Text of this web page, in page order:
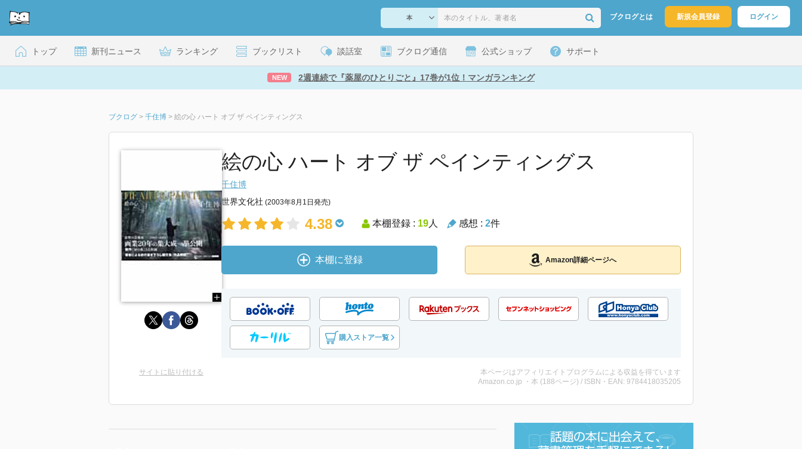
ブクログとは 新規会員登録 ログイン
トップ 新刊ニュース ランキング ブックリスト 談話室 ブクログ通信 公式ショップ サポート
NEW 2週連続で『薬屋のひとりごと』17巻が1位！マンガランキング
ブクログ > 千住博 > 絵の心 ハート オブ ザ ペインティングス
絵の心 ハート オブ ザ ペインティングス
千住博
世界文化社 (2003年8月1日発売)
4.38 本棚登録 : 19人 感想 : 2件
本棚に登録 Amazon詳細ページへ
購入ストア一覧
サイトに貼り付ける
本ページはアフィリエイトプログラムによる収益を得ています
Amazon.co.jp ・本 (188ページ) / ISBN・EAN: 9784418035205